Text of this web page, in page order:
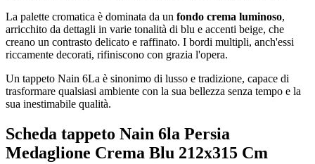
La palette cromatica è dominata da un fondo crema luminoso,
arricchito da dettagli in varie tonalità di blu e accenti beige, che
creano un contrasto delicato e raffinato. I bordi multipli, anch'essi
riccamente decorati, rifiniscono con grazia l'opera.
Un tappeto Nain 6La è sinonimo di lusso e tradizione, capace di
trasformare qualsiasi ambiente con la sua bellezza senza tempo e la
sua inestimabile qualità.
Scheda tappeto Nain 6la Persia
Medaglione Crema Blu 212x315 Cm